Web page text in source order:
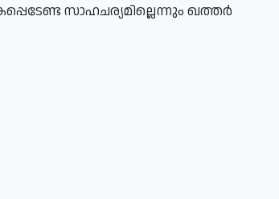
സാഹചര്യമില്ലെന്നും ഖത്തർ